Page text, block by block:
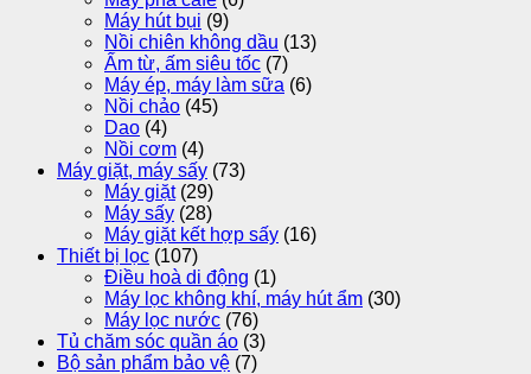
Máy hút bụi (9)
Nồi chiên không dầu (13)
Ấm từ, ấm siêu tốc (7)
Máy ép, máy làm sữa (6)
Nồi chảo (45)
Dao (4)
Nồi cơm (4)
Máy giặt, máy sấy (73)
Máy giặt (29)
Máy sấy (28)
Máy giặt kết hợp sấy (16)
Thiết bị lọc (107)
Điều hoà di động (1)
Máy lọc không khí, máy hút ẩm (30)
Máy lọc nước (76)
Tủ chăm sóc quần áo (3)
Bộ sản phẩm bảo vệ (7)